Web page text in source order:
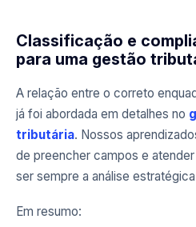
Classificação e
para uma gestão
A relação entre o correto
já foi abordada em detalhes no
tributária. Nossos
de preencher campos e
ser sempre a análise
Em resumo: